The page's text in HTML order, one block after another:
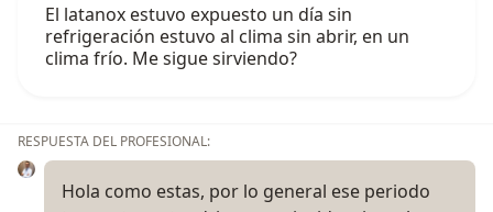
El latanox estuvo expuesto un día sin
refrigeración estuvo al clima sin abrir, en un
clima frío. Me sigue sirviendo?
RESPUESTA DEL PROFESIONAL:
Hola como estas, por lo general ese periodo